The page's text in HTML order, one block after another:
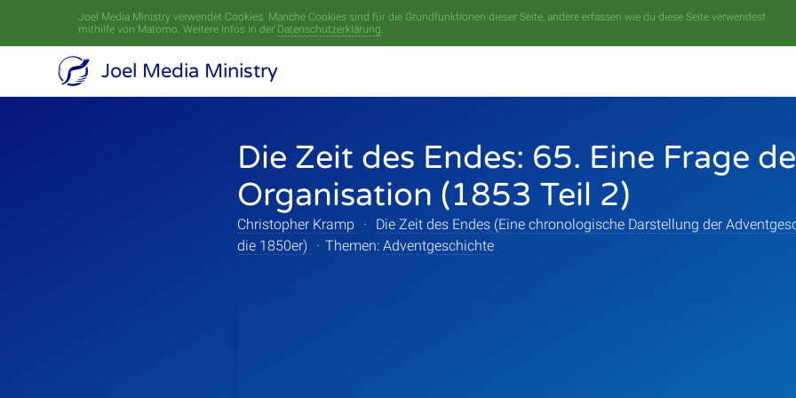
Joel Media Ministry verwendet Cookies. Manche Cookies sind für die Grundfunktionen dieser Seite, andere erfassen wie du diese Seite verwendest
mithilfe von Matomo. Weitere Infos in der Datenschutzerklärung.
Joel Media Ministry
Die Zeit des Endes: 65. Eine Frage
Organisation (1853 Teil 2)
Christopher Kramp ·
Die Zeit des Endes (Eine chronologische Darstellung der
die 1850er)
· Themen: Adventgeschichte